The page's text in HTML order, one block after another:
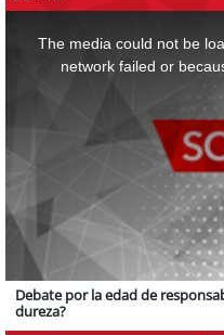
The media could not be
network failed or
Debate por la edad de
dureza?